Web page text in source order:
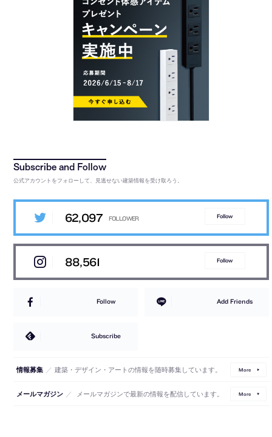
公式アカウントをフォローして、見逃せない建築情報を受け取ろう。
62,097 Follow
88,561 Follow
Follow Add Friends
Subscribe
情報募集 ／ 建築・デザイン・アートの情報を随時募集しています。 More
メールマガジン ／ メールマガジンで最新の情報を配信しています。 More